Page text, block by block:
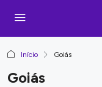
Início Goiás
Goiás